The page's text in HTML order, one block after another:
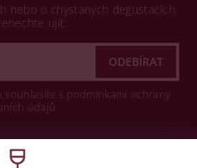
nebo o chystaných degustacích.
ujít.
s podmínkami ochrany
údajů